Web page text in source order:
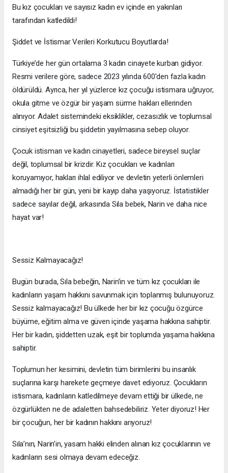
Bu kız çocukları ve sayısız kadın ev içinde en yakınları
tarafından katledildi!
Şiddet ve İstismar Verileri Korkutucu Boyutlarda!
Türkiye’de her gün ortalama 3 kadın cinayete kurban gidiyor.
Resmi verilere göre, sadece 2023 yılında 600'den fazla kadın
öldürüldü. Ayrıca, her yıl yüzlerce kız çocuğu istismara uğruyor,
okula gitme ve özgür bir yaşam sürme hakları ellerinden
alınıyor. Adalet sistemindeki eksiklikler, cezasızlık ve toplumsal
cinsiyet eşitsizliği bu şiddetin yayılmasına sebep oluyor.
Çocuk istismarı ve kadın cinayetleri, sadece bireysel suçlar
değil, toplumsal bir krizdir. Kız çocukları ve kadınları
koruyamıyor, hakları ihlal ediliyor ve devletin yeterli önlemleri
almadığı her bir gün, yeni bir kayıp daha yaşıyoruz. İstatistikler
sadece sayılar değil, arkasında Sıla bebek, Narin ve daha nice
hayat var!
Sessiz Kalmayacağız!
Bugün burada, Sıla bebeğin, Narin’in ve tüm kız çocukları ile
kadınların yaşam hakkını savunmak için toplanmış bulunuyoruz.
Sessiz kalmayacağız! Bu ülkede her bir kız çocuğu özgürce
büyüme, eğitim alma ve güven içinde yaşama hakkına sahiptir.
Her bir kadın, şiddetten uzak, eşit bir toplumda yaşama hakkına
sahiptir.
Toplumun her kesimini, devletin tüm birimlerini bu insanlık
suçlarına karşı harekete geçmeye davet ediyoruz. Çocukların
istismara, kadınların katledilmeye devam ettiği bir ülkede, ne
özgürlükten ne de adaletten bahsedebiliriz. Yeter diyoruz! Her
bir çocuğun, her bir kadının hakkını arıyoruz!
Sıla’nın, Narin’in, yasam hakki elinden alınan kız çocuklarının ve
kadınların sesi olmaya devam edeceğiz.